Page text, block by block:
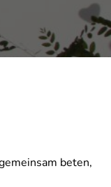
beten,